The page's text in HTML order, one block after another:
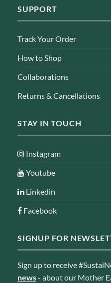
SUPPORT
Track Your Order
How to Shop
Collaborations
Returns & Cancellations
STAY IN TOUCH
Instagram
Youtube
Linkedin
Facebook
SIGNUP FOR
Sign up to receive
news- about our Mother